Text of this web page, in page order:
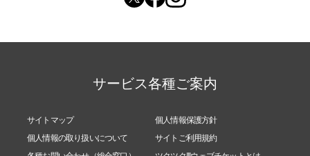
サービス各種ご案内
サイトマップ
個人情報保護方針
個人情報の取り扱いについて
サイトご利用規約